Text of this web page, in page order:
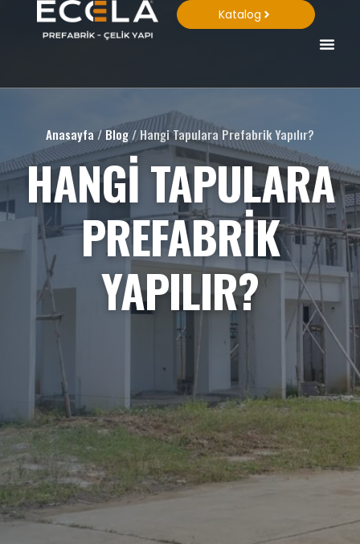
Katalog
Anasayfa/Blog/Hangi Tapulara Prefabrik Yapılır?
HANGI TAPULARA
PREFABRIK
YAPILIR?